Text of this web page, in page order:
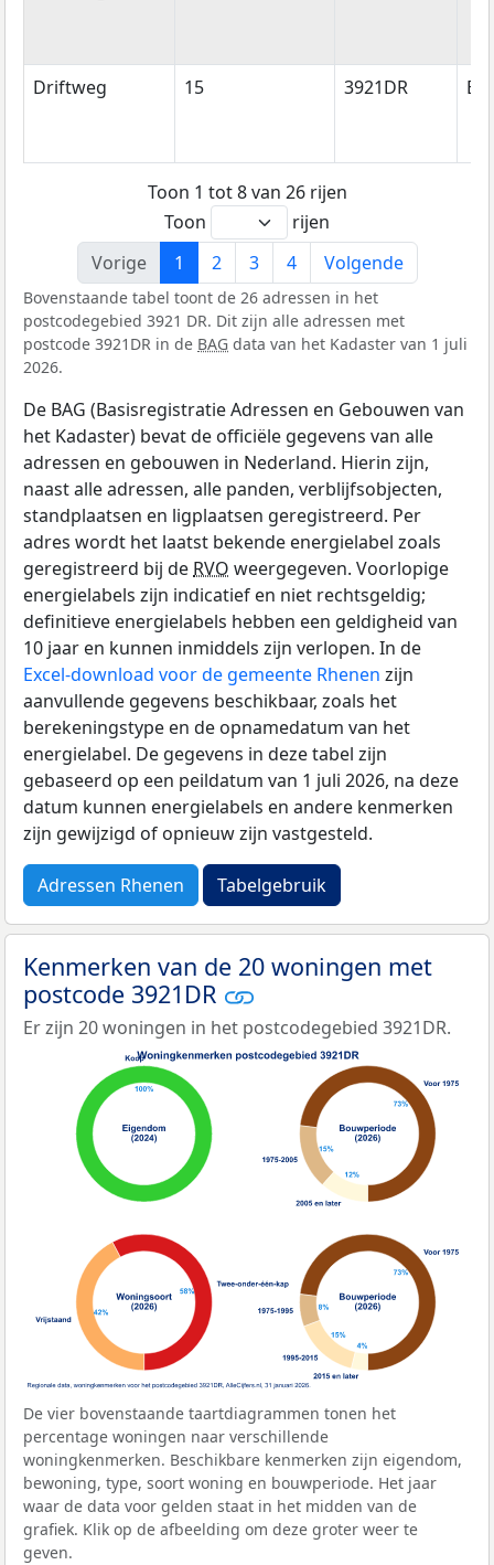
Driftweg 15 3921DR
Toon 1 tot 8 van 26 rijen
Toon
rijen
Vorige
1 2 3 4 Volgende
Bovenstaande tabel toont de 26 adressen in het
postcodegebied 3921 DR. Dit zijn alle adressen met
postcode 3921DR in de BAG data van het Kadaster van 1 juli
2026.
De BAG (Basisregistratie Adressen en Gebouwen van
het Kadaster) bevat de officiële gegevens van alle
adressen en gebouwen in Nederland. Hierin zijn,
naast alle adressen, alle panden, verblijfsobjecten,
standplaatsen en ligplaatsen geregistreerd. Per
adres wordt het laatst bekende energielabel zoals
geregistreerd bij de RVO weergegeven. Voorlopige
energielabels zijn indicatief en niet rechtsgeldig;
definitieve energielabels hebben een geldigheid van
10 jaar en kunnen inmiddels zijn verlopen. In de
Excel-download voor de gemeente Rhenen zijn
aanvullende gegevens beschikbaar, zoals het
berekeningstype en de opnamedatum van het
energielabel. De gegevens in deze tabel zijn
gebaseerd op een peildatum van 1 juli 2026, na deze
datum kunnen energielabels en andere kenmerken
zijn gewijzigd of opnieuw zijn vastgesteld.
Adressen Rhenen Tabelgebruik
Kenmerken van de 20 woningen met
postcode 3921DR
Er zijn 20 woningen in het postcodegebied 3921DR.
De vier bovenstaande taartdiagrammen tonen het
percentage woningen naar verschillende
woningkenmerken. Beschikbare kenmerken zijn eigendom,
bewoning, type, soort woning en bouwperiode. Het jaar
waar de data voor gelden staat in het midden van de
grafiek. Klik op de afbeelding om deze groter weer te
geven.